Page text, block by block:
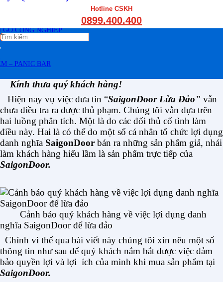
GỖ CÔNG NGHIỆP
– PANIC BAR
Hotline CSKH
0899.400.400
Tìm
Kính thưa quý khách hàng!
Hiện nay vụ việc đưa tin “SaigonDoor Lừa Đảo” vẫn
chưa điều tra ra được thủ phạm. Chúng tôi vẫn dựa trên
hai luồng phân tích. Một là do các đối thủ cố tình làm
điều này. Hai là có thể do một số cá nhân tổ chức lợi dụng
danh nghĩa SaigonDoor bán ra những sản phẩm giả, nhái
làm khách hàng hiểu lầm là sản phẩm trực tiếp của
SaigonDoor.
Cảnh báo quý khách hàng về việc lợi dụng danh
nghĩa SaigonDoor để lừa đảo
Chính vì thế qua bài viết này chúng tôi xin nêu một số
thông tin như sau để quý khách nắm bắt được việc đảm
bảo quyền lợi và lợi ích của mình khi mua sản phẩm tại
SaigonDoor.